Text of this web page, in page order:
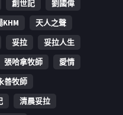
創世記
劉國偉
KHM
天人之聲
妥拉
妥拉人生
張哈拿牧師
愛情
善牧師
清晨妥拉